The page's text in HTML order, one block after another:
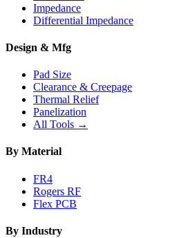
Impedance
Differential Impedance
Design & Mfg
Pad Size
Clearance & Creepage
Thermal Relief
Panelization
All Tools →
By Material
FR4
Rogers RF
Flex PCB
By Industry